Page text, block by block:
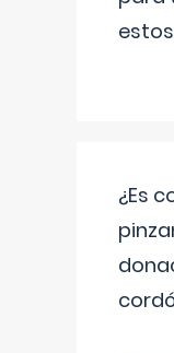
¿Es